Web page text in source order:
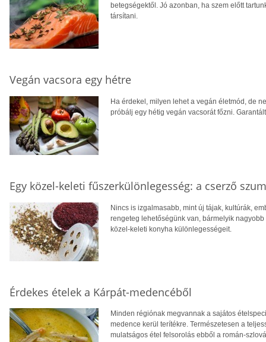
betegségektől. Jó azonban, ha szem előtt
társítani.
Vegán vacsora egy hétre
Ha érdekel, milyen lehet a vegán életmód, de
próbálj egy hétig vegán vacsorát főzni.
Egy közel-keleti fűszerkülönlegesség: a cserző
Nincs is izgalmasabb, mint új tájak, kultúrák,
rengeteg lehetőségünk van, bármelyik
közel-keleti konyha különlegességeit.
Érdekes ételek a Kárpát-medencéből
Minden régiónak megvannak a sajátos
medence kerül terítékre. Természetesen a
mulatságos étel felsorolás ebből a román-